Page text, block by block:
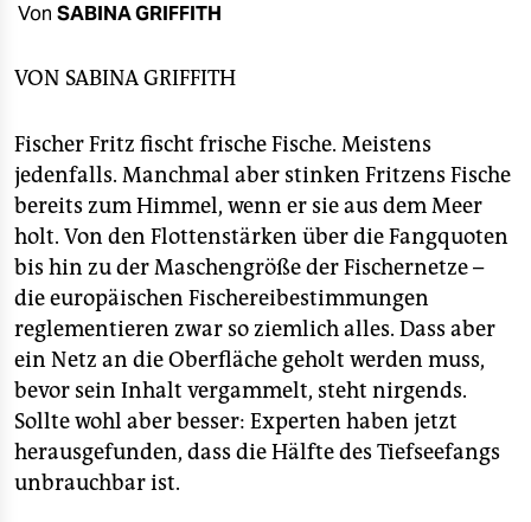
verlag
verlag
veranstaltungen
shop
fragen & hilfe
unterstützen
abo
genossenschaft
Von SABINA GRIFFITH
VON SABINA GRIFFITH
Fischer Fritz fischt frische Fische. Meistens
jedenfalls. Manchmal aber stinken Fritzens Fische
bereits zum Himmel, wenn er sie aus dem Meer
holt. Von den Flottenstärken über die Fangquoten
bis hin zu der Maschengröße der Fischernetze –
die europäischen Fischereibestimmungen
reglementieren zwar so ziemlich alles. Dass aber
ein Netz an die Oberfläche geholt werden muss,
bevor sein Inhalt vergammelt, steht nirgends.
Sollte wohl aber besser: Experten haben jetzt
herausgefunden, dass die Hälfte des Tiefseefangs
unbrauchbar ist.